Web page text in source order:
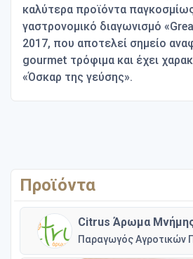
καλύτερα προϊόντα
γαστρονομικό διαγωνισμό
2017, που αποτελεί σημείο
gourmet τρόφιμα και έχει
«Όσκαρ της γεύσης».
Προϊόντα
Citrus Άρωμα
Παραγωγός Αγροτικών